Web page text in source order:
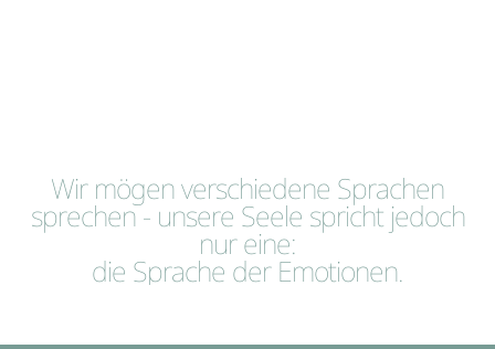
Wir mögen verschiedene Sprachen
sprechen - unsere Seele spricht jedoch
nur eine:
die Sprache der Emotionen.